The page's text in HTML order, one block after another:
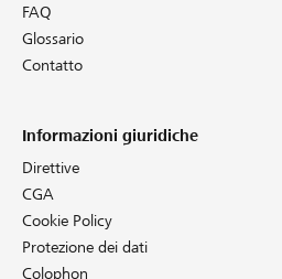
FAQ
Glossario
Contatto
Informazioni giuridiche
Direttive
CGA
Cookie Policy
Protezione dei dati
Colophon